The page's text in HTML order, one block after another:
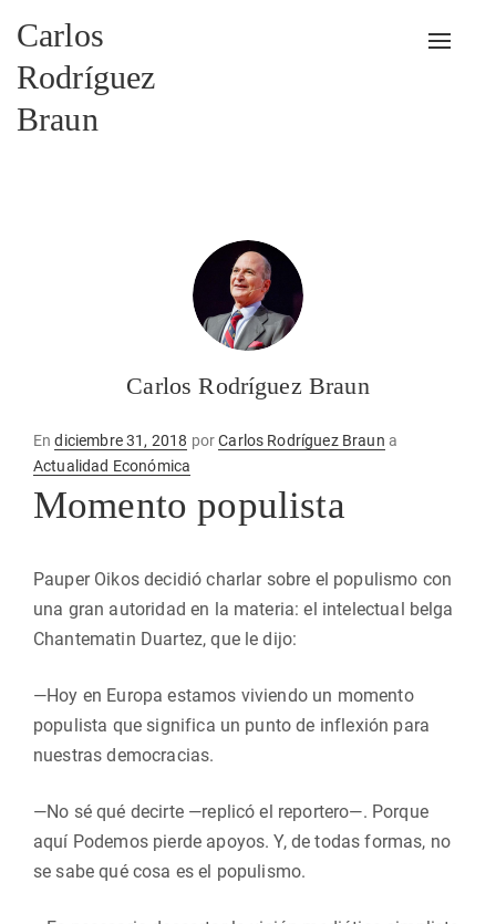
Carlos
Rodríguez
Braun
Carlos Rodríguez Braun
EnPublicado
en
diciembre 31, 2018 porCarlos Rodríguez Braun a
Actualidad Económica
Momento populista
Pauper Oikos decidió charlar sobre el populismo con
una gran autoridad en la materia: el intelectual belga
Chantematin Duartez, que le dijo:
—Hoy en Europa estamos viviendo un momento
populista que significa un punto de inflexión para
nuestras democracias.
—No sé qué decirte —replicó el reportero—. Porque
aquí Podemos pierde apoyos. Y, de todas formas, no
se sabe qué cosa es el populismo.